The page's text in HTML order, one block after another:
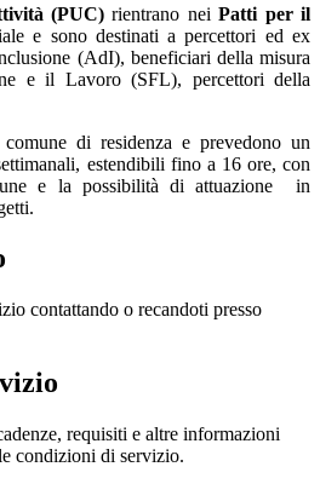
(PUC) rientrano neiPatti per il
e sono destinati a percettori ed ex
(AdI), beneficiari della misura
e il Lavoro (SFL), percettori della
di residenza e prevedono un
estendibili fino a 16 ore, con
e la possibilità di attuazione in
contattando o recandoti presso
requisiti e altre informazioni
condizioni di servizio.